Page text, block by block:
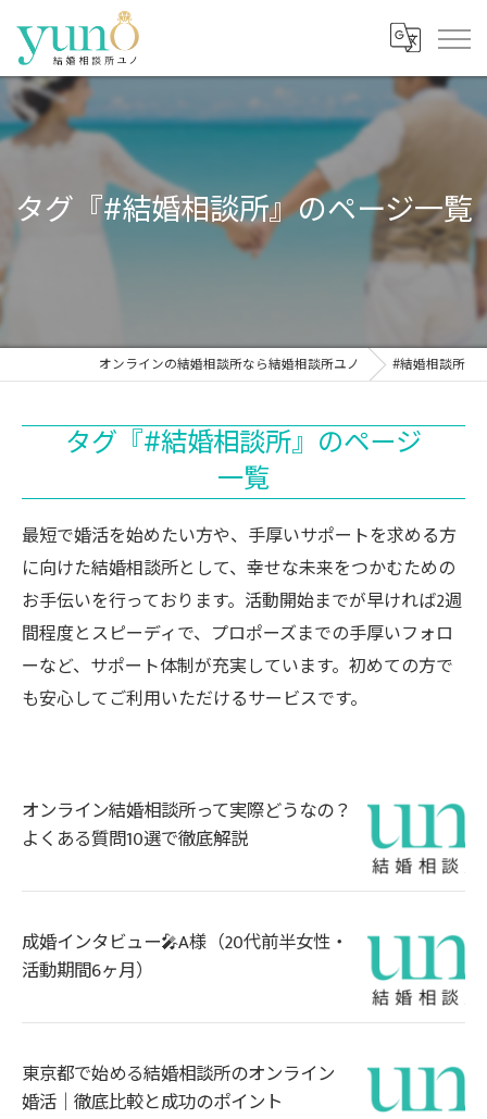
タグ『#結婚相談所』のページ一覧
オンラインの結婚相談所なら結婚相談所ユノ #結婚相談所
タグ『#結婚相談所』のページ
一覧
最短で婚活を始めたい方や、手厚いサポートを求める方
に向けた結婚相談所として、幸せな未来をつかむための
お手伝いを行っております。活動開始までが早ければ2週
間程度とスピーディで、プロポーズまでの手厚いフォロ
ーなど、サポート体制が充実しています。初めての方で
も安心してご利用いただけるサービスです。
オンライン結婚相談所って実際どうなの？
よくある質問10選で徹底解説
成婚インタビュー🎤A様（20代前半女性・
活動期間6ヶ月）
東京都で始める結婚相談所のオンライン
婚活｜徹底比較と成功のポイント